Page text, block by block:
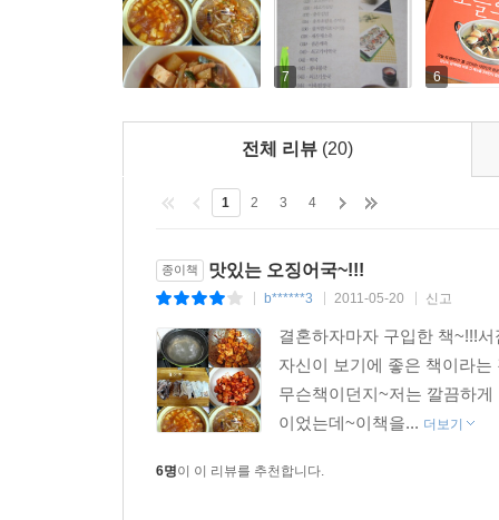
7 6
전체 리뷰 (20)
1 2 3 4
종이책 맛있는 오징어국~!!!
b******3 2011-05-20 신고
결혼하자마자 구입한 책~!!!
자신이 보기에 좋은 책이라
무슨책이던지~저는 깔끔하
이었는데~이책을... 더보기
6명이 이 리뷰를 추천합니다.